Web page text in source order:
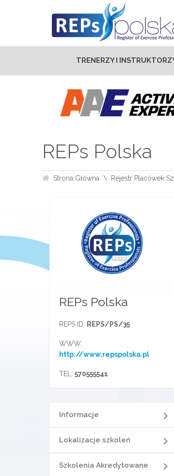
TRENERZY I
REPs Polska
Strona Główna Rejestr Placówek
REPs Polska
REPS ID: REPS/PS/35
WWW:
http://www.repspolska.pl
TEL: 570555541
Informacje
Lokalizacje szkoleń
Szkolenia Akredytowane